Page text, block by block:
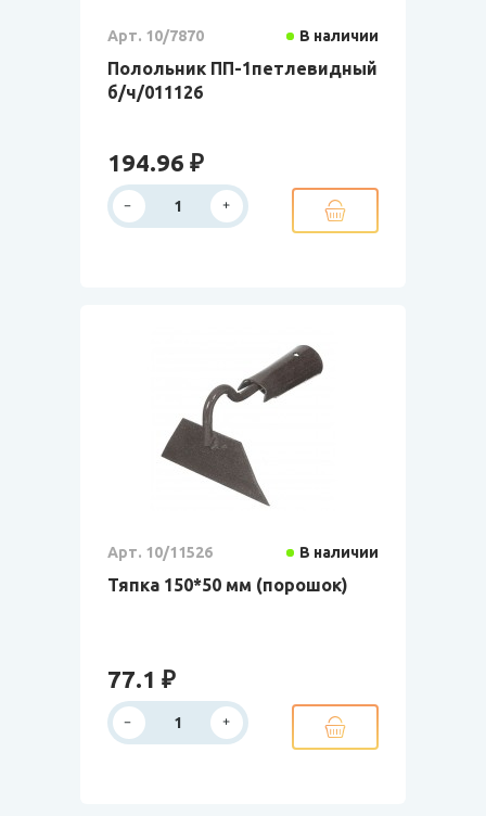
Арт. 10/7870 В наличии
Полольник ПП-1петлевидный
б/ч/011126
194.96 ₽
Арт. 10/11526 В наличии
Тяпка 150*50 мм (порошок)
77.1 ₽